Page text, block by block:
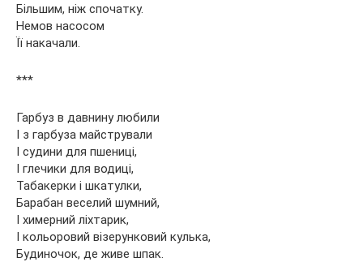
Більшим, ніж спочатку.
Немов насосом
Її накачали.
***
Гарбуз в давнину любили
І з гарбуза майстрували
І судини для пшениці,
І глечики для водиці,
Табакерки і шкатулки,
Барабан веселий шумний,
І химерний ліхтарик,
І кольоровий візерунковий кулька,
Будиночок, де живе шпак.